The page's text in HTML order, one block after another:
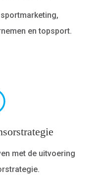
en topsport.
met de uitvoering